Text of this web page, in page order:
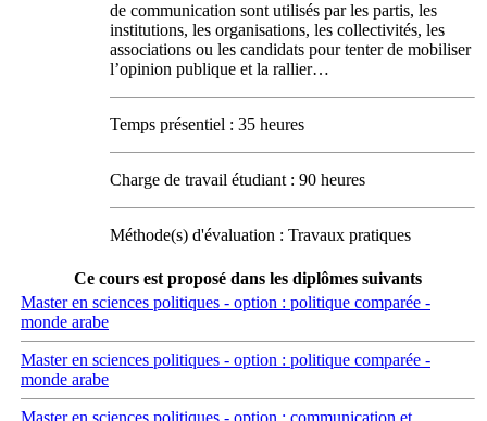
de communication sont utilisés par les partis, les
institutions, les organisations, les collectivités, les
associations ou les candidats pour tenter de mobiliser
l’opinion publique et la rallier…
Temps présentiel : 35 heures
Charge de travail étudiant : 90 heures
Méthode(s) d'évaluation : Travaux pratiques
Ce cours est proposé dans les diplômes suivants
Master en sciences politiques - option : politique comparée -
monde arabe
Master en sciences politiques - option : politique comparée -
monde arabe
Master en sciences politiques - option : communication et